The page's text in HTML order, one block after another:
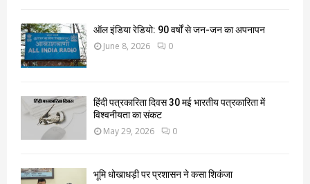
ऑल इंडिया रेडियो: 90 वर्षों से जन-जन का अपनापन
June 8, 2026 0
हिंदी पत्रकारिता दिवस 30 मई भारतीय पत्रकारिता में
विश्वनीयता का संकट
May 29, 2026 0
भूमि धोखाधड़ी पर प्रशासन ने कसा शिकंजा